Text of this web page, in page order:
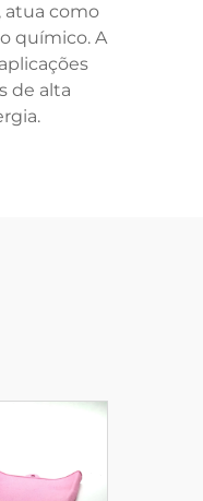
atua como
químico. A
de alta